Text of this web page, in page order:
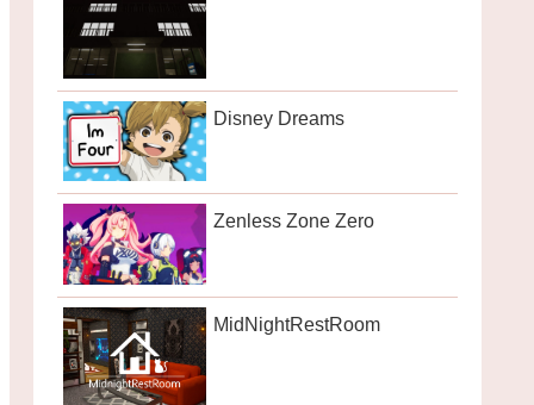
Disney Dreams
Zenless Zone Zero
MidNightRestRoom